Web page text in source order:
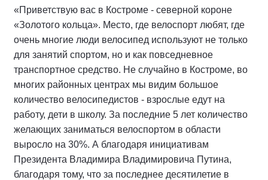
«Приветствую вас в Костроме - северной короне
«Золотого кольца». Место, где велоспорт любят, где
очень многие люди велосипед используют не только
для занятий спортом, но и как повседневное
транспортное средство. Не случайно в Костроме, во
многих районных центрах мы видим большое
количество велосипедистов - взрослые едут на
работу, дети в школу. За последние 5 лет количество
желающих заниматься велоспортом в области
выросло на 30%. А благодаря инициативам
Президента Владимира Владимировича Путина,
благодаря тому, что за последнее десятилетие в